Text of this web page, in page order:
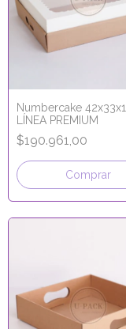
Numbercake
LÍNEA PREMIUM
$190.961,00
Comprar